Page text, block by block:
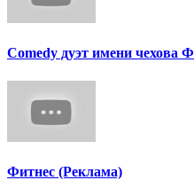
Сomedy дуэт имени чехова
Фитнес (Реклама)